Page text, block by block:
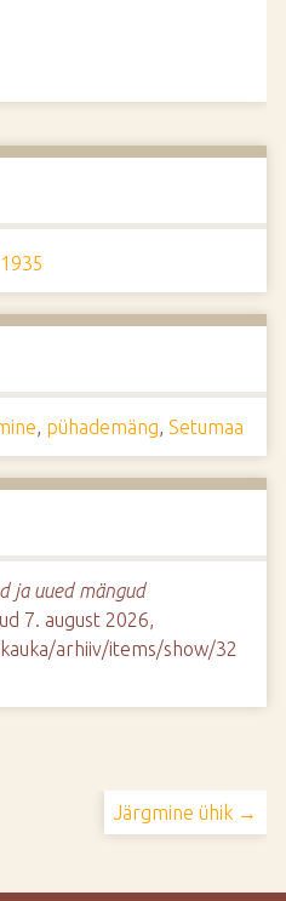
, pühademäng, Setumaa
ja uued mängud
7. august 2026,
arhiiv/items/show/32
Järgmine ühik →